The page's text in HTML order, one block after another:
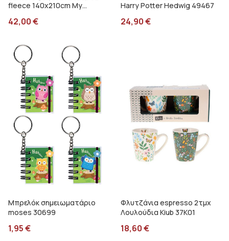
fleece 140x210cm My
42,00€
Harry Potter Hedwig 49467
24,90€
Μπρελόκ σημειωματάριο
moses 30699
1,95€
Φλυτζάνια espresso 2τμχ
Λουλούδια Kiub 37K01
18,60€